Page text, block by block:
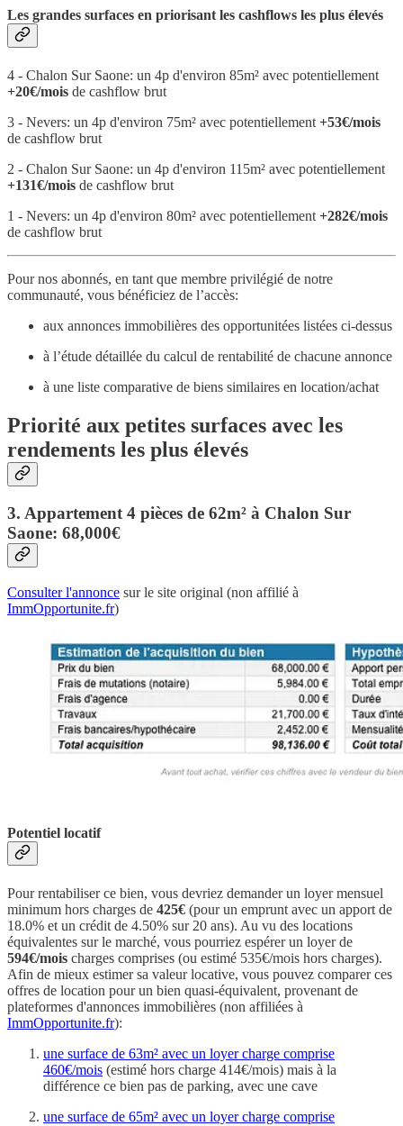
Les grandes surfaces en priorisant les cashflows les plus élevés
4 - Chalon Sur Saone: un 4p d'environ 85m² avec potentiellement
+20€/mois de cashflow brut
3 - Nevers: un 4p d'environ 75m² avec potentiellement +53€/mois
de cashflow brut
2 - Chalon Sur Saone: un 4p d'environ 115m² avec potentiellement
+131€/mois de cashflow brut
1 - Nevers: un 4p d'environ 80m² avec potentiellement +282€/mois
de cashflow brut
Pour nos abonnés, en tant que membre privilégié de notre
communauté, vous bénéficiez de l’accès:
aux annonces immobilières des opportunitées listées ci-dessus
à l’étude détaillée du calcul de rentabilité de chacune annonce
à une liste comparative de biens similaires en location/achat
Priorité aux petites surfaces avec les
rendements les plus élevés
3. Appartement 4 pièces de 62m² à Chalon Sur
Saone: 68,000€
Consulter l'annonce sur le site original (non affilié à
ImmOpportunite.fr)
Potentiel locatif
Pour rentabiliser ce bien, vous devriez demander un loyer mensuel
minimum hors charges de 425€ (pour un emprunt avec un apport de
18.0% et un crédit de 4.50% sur 20 ans). Au vu des locations
équivalentes sur le marché, vous pourriez espérer un loyer de
594€/mois charges comprises (ou estimé 535€/mois hors charges).
Afin de mieux estimer sa valeur locative, vous pouvez comparer ces
offres de location pour un bien quasi-équivalent, provenant de
plateformes d'annonces immobilières (non affiliées à
ImmOpportunite.fr):
une surface de 63m² avec un loyer charge comprise
460€/mois (estimé hors charge 414€/mois) mais à la
différence ce bien pas de parking, avec une cave
une surface de 65m² avec un loyer charge comprise